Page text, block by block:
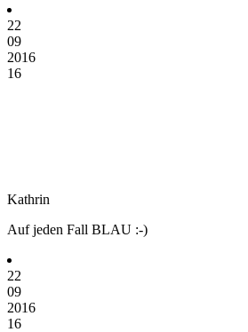
22
09
2016
16
Kathrin
Auf jeden Fall BLAU :-)
22
09
2016
16